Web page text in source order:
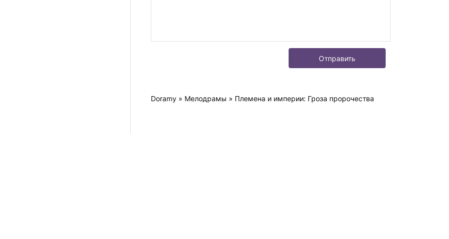
Отправить
Doramy » Мелодрамы » Племена и империи: Гроза пророчества